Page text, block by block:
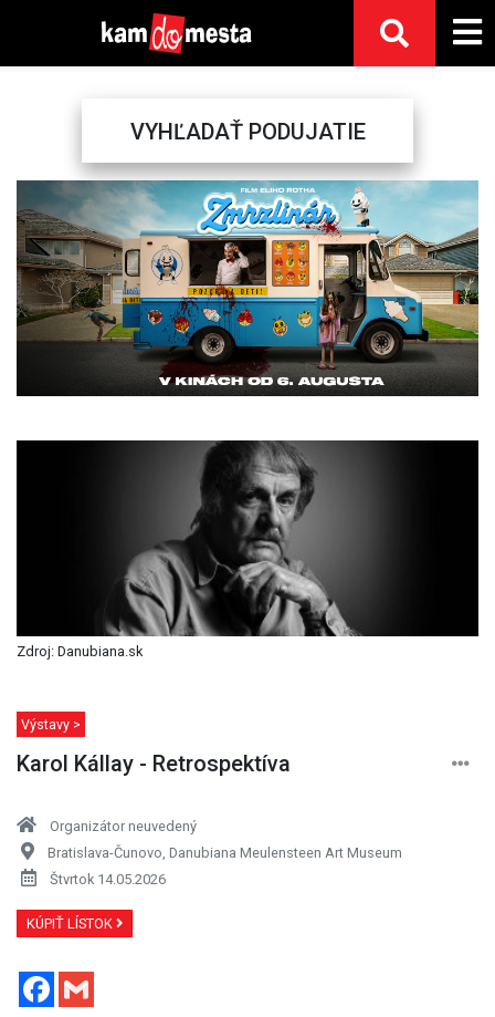
VYHĽADAŤ PODUJATIE
Previous Next
Zdroj: Danubiana.sk
Výstavy >
Karol Kállay - Retrospektíva
Organizátor neuvedený
Bratislava-Čunovo, Danubiana Meulensteen Art Museum
Štvrtok 14.05.2026
KÚPIŤ LÍSTOK
Facebook